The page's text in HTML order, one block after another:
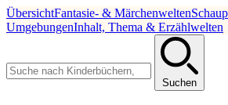
ÜbersichtFantasie- & Märchenwelten
UmgebungenInhalt, Thema & Erzählwelten
Suchen